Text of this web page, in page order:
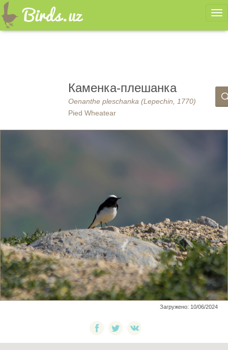
Каменка-плешанка
Oenanthe pleschanka (Lepechin, 1770)
Pied Wheatear
Загружено: 10/06/2024